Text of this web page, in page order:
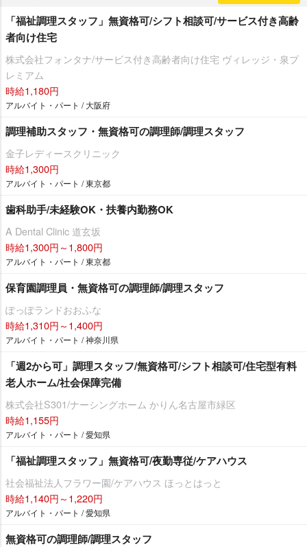
「福祉調理スタッフ」無資格可/シフト相談可/サービス付き高齢
者向け住宅
株式会社フォンタナ/サービス付き高齢者向け住宅 ヴィレッジ・泉プ
レミアム
時給1,180円
アルバイト・パート / 大阪府
調理補助スタッフ・無資格可の調理師/調理スタッフ
金子レディースクリニック
時給1,300円
アルバイト・パート / 東京都
歯科助手/未経験OK・扶養内勤務OK
A Dental Clinic 道玄坂
時給1,300円～1,800円
アルバイト・パート / 東京都
保育園調理員・無資格可の調理師/調理スタッフ
ぽっぽランドおおふな
時給1,310円～1,400円
アルバイト・パート / 神奈川県
「週2から可」調理スタッフ/無資格可/シフト相談可/住宅型有料
老人ホーム/社会保障完備
株式会社S301/ナーシングホーム かりん名古屋市緑区
時給1,155円
アルバイト・パート / 愛知県
「福祉調理スタッフ」無資格可/夜勤専従/ケアハウス
社会福祉法人フラワー園/ケアハウス ほっとはっと
時給1,140円～1,220円
アルバイト・パート / 愛知県
無資格可の調理師/調理スタッフ